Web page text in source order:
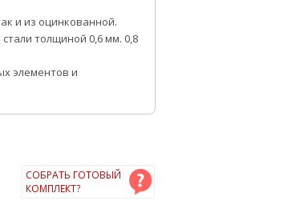
и из оцинкованной.
толщиной 0,6 мм. 0,8
элементов и
СОБРАТЬ ГОТОВЫЙ
КОМПЛЕКТ?